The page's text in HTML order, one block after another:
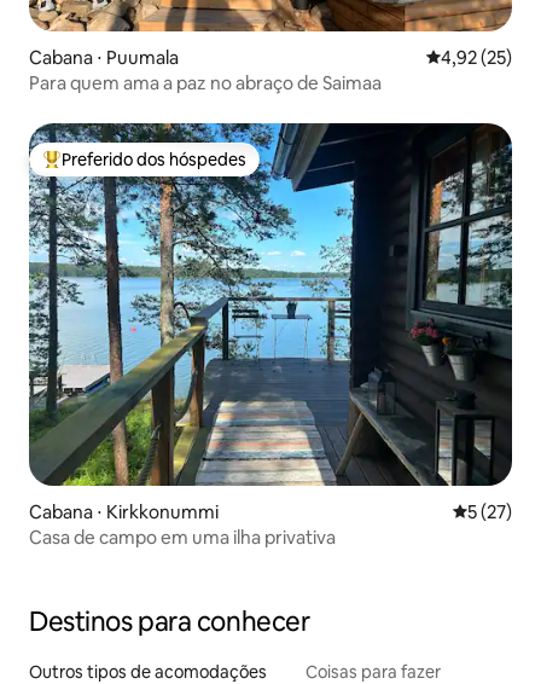
Cabana ⋅ Puumala 4,92 de uma
4,92 (25)
Para quem ama a paz no abraço de Saimaa
Entre os melhores preferidos dos hóspedes
Preferido dos hóspedes
Cabana ⋅ Kirkkonummi 5 de uma
5 (27)
Casa de campo em uma ilha privativa
Destinos para conhecer
Outros tipos de acomodações Coisas para fazer